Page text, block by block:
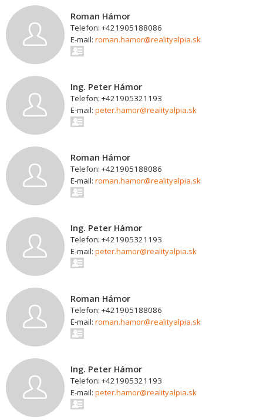
Roman Hámor
Telefon: +421905188086
E-mail: roman.hamor@realityalpia.sk
Ing. Peter Hámor
Telefon: +421905321193
E-mail: peter.hamor@realityalpia.sk
Roman Hámor
Telefon: +421905188086
E-mail: roman.hamor@realityalpia.sk
Ing. Peter Hámor
Telefon: +421905321193
E-mail: peter.hamor@realityalpia.sk
Roman Hámor
Telefon: +421905188086
E-mail: roman.hamor@realityalpia.sk
Ing. Peter Hámor
Telefon: +421905321193
E-mail: peter.hamor@realityalpia.sk